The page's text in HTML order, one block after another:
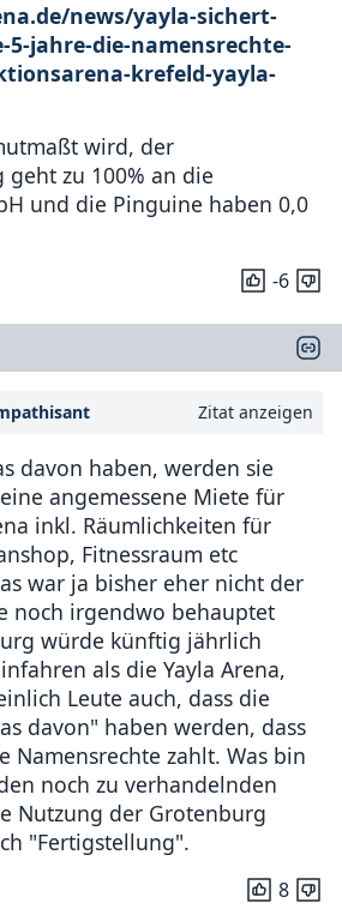
news/yayla-sichert-
jahre-die-namensrechte-
krefeld-yayla-
wird, der
zu 100% an die
und die Pinguine haben 0,0
-6
Zitat anzeigen
davon haben, werden sie
angemessene Miete für
inkl. Räumlichkeiten für
Fitnessraum etc
war ja bisher eher nicht der
noch irgendwo behauptet
würde künftig jährlich
als die Yayla Arena,
Leute auch, dass die
davon" haben werden, dass
Namensrechte zahlt. Was bin
noch zu verhandelnden
Nutzung der Grotenburg
"Fertigstellung".
8